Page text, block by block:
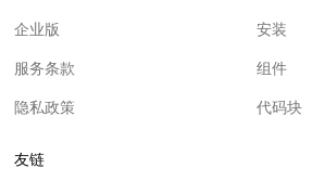
企业版
服务条款
隐私政策
安装
组件
代码块
友链